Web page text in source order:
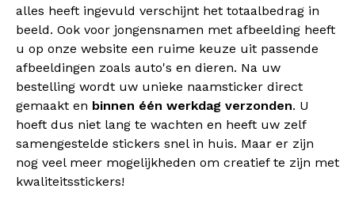
alles heeft ingevuld verschijnt het totaalbedrag in
beeld. Ook voor jongensnamen met afbeelding heeft
u op onze website een ruime keuze uit passende
afbeeldingen zoals auto's en dieren. Na uw
bestelling wordt uw unieke naamsticker direct
gemaakt en binnen één werkdag verzonden. U
hoeft dus niet lang te wachten en heeft uw zelf
samengestelde stickers snel in huis. Maar er zijn
nog veel meer mogelijkheden om creatief te zijn met
kwaliteitsstickers!